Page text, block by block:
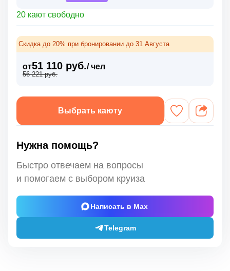
20 кают свободно
Скидка до 20% при бронировании до 31 Августа
от51 110 руб./ чел
56 221 руб.
Выбрать каюту
Нужна помощь?
Быстро отвечаем на вопросы
и помогаем с выбором круиза
Написать в Max
Telegram